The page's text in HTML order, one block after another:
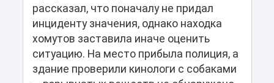
рассказал, что поначалу не придал
инциденту значения, однако находка
хомутов заставила иначе оценить
ситуацию. На место прибыла полиция, а
здание проверили кинологи с собаками